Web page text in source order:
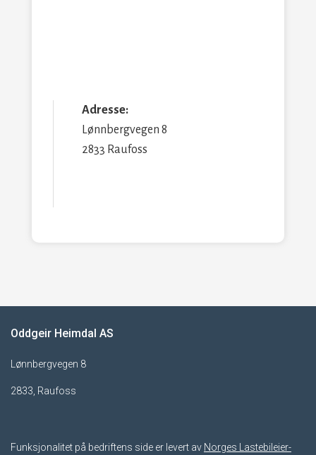
Adresse:
Lønnbergvegen 8
2833 Raufoss
Oddgeir Heimdal AS
Lønnbergvegen 8
2833, Raufoss
Funksjonalitet på bedriftens side er levert av Norges Lastebileier-